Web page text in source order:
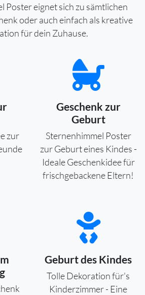
Poster eignet sich zu sämtlichen
oder auch einfach als kreative
für dein Zuhause.
zur
Geschenk zur
Geburt
Sternenhimmel Poster
zur Geburt eines Kindes -
Ideale Geschenkidee für
frischgebackene Eltern!
Geburt des Kindes
Tolle Dekoration für's
Kinderzimmer - Eine